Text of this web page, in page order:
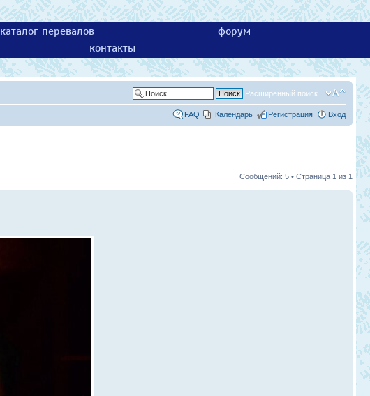
каталог перевалов
форум
контакты
Расширенный поиск
FAQ Календарь Регистрация Вход
Сообщений: 5 • Страница 1 из 1